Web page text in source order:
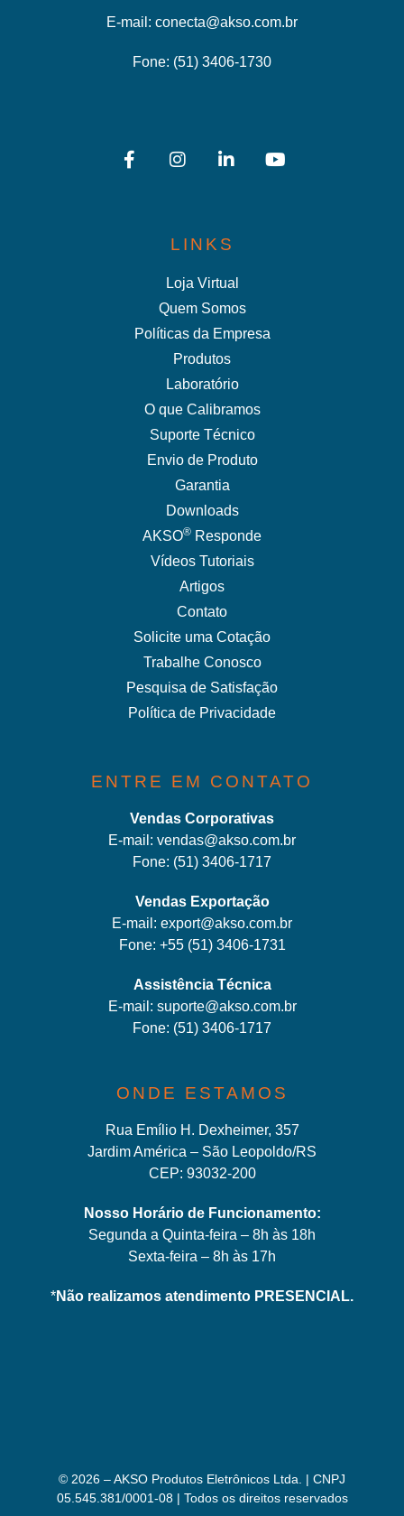
E-mail: conecta@akso.com.br
Fone: (51) 3406-1730
LINKS
Loja Virtual
Quem Somos
Políticas da Empresa
Produtos
Laboratório
O que Calibramos
Suporte Técnico
Envio de Produto
Garantia
Downloads
AKSO® Responde
Vídeos Tutoriais
Artigos
Contato
Solicite uma Cotação
Trabalhe Conosco
Pesquisa de Satisfação
Política de Privacidade
ENTRE EM CONTATO
Vendas Corporativas
E-mail: vendas@akso.com.br
Fone: (51) 3406-1717
Vendas Exportação
E-mail: export@akso.com.br
Fone: +55 (51) 3406-1731
Assistência Técnica
E-mail: suporte@akso.com.br
Fone: (51) 3406-1717
ONDE ESTAMOS
Rua Emílio H. Dexheimer, 357
Jardim América – São Leopoldo/RS
CEP: 93032-200
Nosso Horário de Funcionamento:
Segunda a Quinta-feira – 8h às 18h
Sexta-feira – 8h às 17h
*Não realizamos atendimento PRESENCIAL.
© 2026 – AKSO Produtos Eletrônicos Ltda. | CNPJ
05.545.381/0001-08 | Todos os direitos reservados